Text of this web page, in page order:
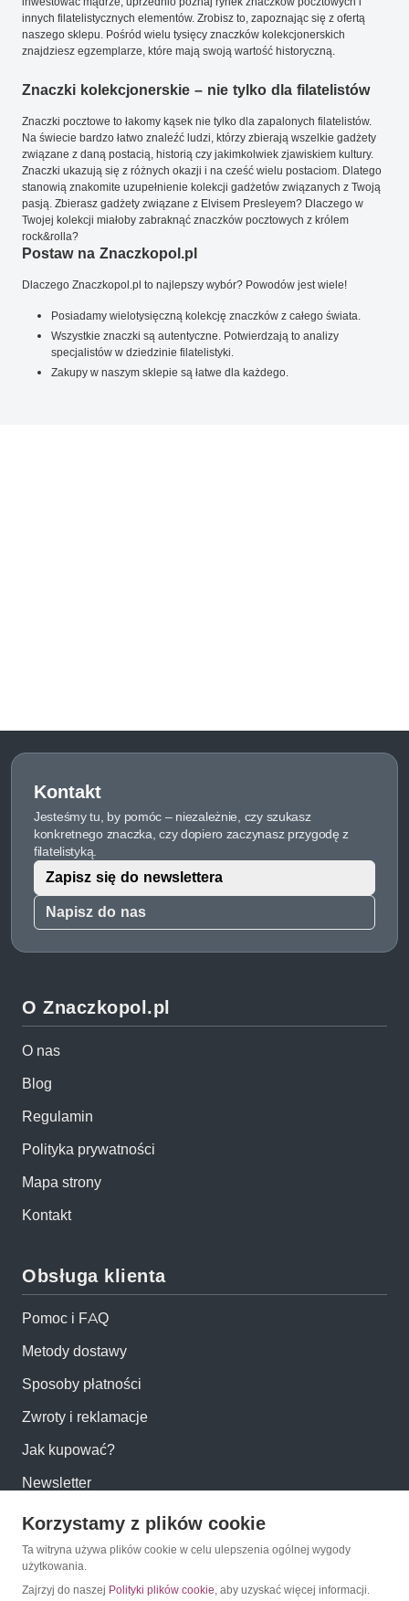
innych filatelistycznych elementów. Zrobisz to, zapoznając się z ofertą
naszego sklepu. Pośród wielu tysięcy znaczków kolekcjonerskich
znajdziesz egzemplarze, które mają swoją wartość historyczną.
Znaczki kolekcjonerskie – nie tylko dla filatelistów
Znaczki pocztowe to łakomy kąsek nie tylko dla zapalonych filatelistów.
Na świecie bardzo łatwo znaleźć ludzi, którzy zbierają wszelkie gadżety
związane z daną postacią, historią czy jakimkolwiek zjawiskiem kultury.
Znaczki ukazują się z różnych okazji i na cześć wielu postaciom. Dlatego
stanowią znakomite uzupełnienie kolekcji gadżetów związanych z Twoją
pasją. Zbierasz gadżety związane z Elvisem Presleyem? Dlaczego w
Twojej kolekcji miałoby zabraknąć znaczków pocztowych z królem
rock&rolla?
Postaw na Znaczkopol.pl
Dlaczego Znaczkopol.pl to najlepszy wybór? Powodów jest wiele!
Posiadamy wielotysięczną kolekcję znaczków z całego świata.
Wszystkie znaczki są autentyczne. Potwierdzają to analizy
specjalistów w dziedzinie filatelistyki.
Zakupy w naszym sklepie są łatwe dla każdego.
Kontakt
Jesteśmy tu, by pomóc – niezależnie, czy szukasz
konkretnego znaczka, czy dopiero zaczynasz przygodę z
filatelistyką.
Napisz do nas
Zapisz się do newslettera
O Znaczkopol.pl
O nas
Blog
Regulamin
Polityka prywatności
Mapa strony
Kontakt
Obsługa klienta
Pomoc i FAQ
Metody dostawy
Sposoby płatności
Zwroty i reklamacje
Jak kupować?
Newsletter
Konto
Moje konto
Korzystamy z plików cookie
Ta witryna używa plików cookie w celu ulepszenia ogólnej wygody
użytkowania.
Zajrzyj do naszej Polityki plików cookie, aby uzyskać więcej informacji.